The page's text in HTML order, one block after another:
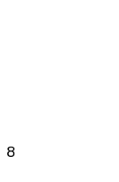
8